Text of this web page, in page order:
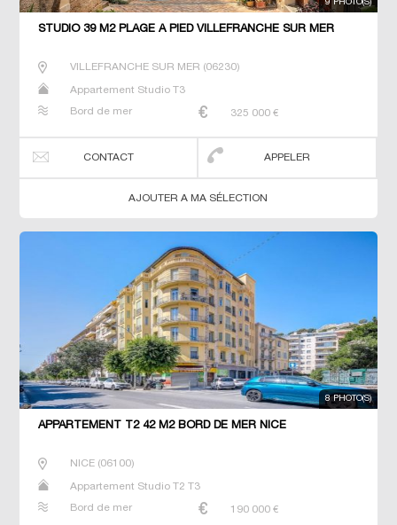
9 PHOTO(S)
STUDIO 39 M2 PLAGE À PIED VILLEFRANCHE SUR MER
VILLEFRANCHE SUR MER (06230)
Appartement Studio T3
Bord de mer 325 000 €
CONTACT APPELER
AJOUTER A MA SÉLECTION
8 PHOTO(S)
APPARTEMENT T2 42 M2 BORD DE MER NICE
NICE(06100)
Appartement Studio T2 T3
Bord de mer 190 000 €